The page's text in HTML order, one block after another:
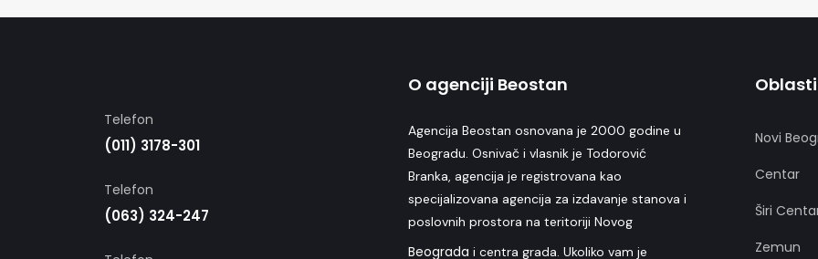
Telefon
(011) 3178-301
Telefon
(063) 324-247
O agenciji Beostan
Agencija Beostan osnovana je 2000 godine u
Beogradu. Osnivač i vlasnik je Todorović
Branka, agencija je registrovana kao
specijalizovana agencija za izdavanje stanova i
poslovnih prostora na teritoriji Novog
Beograda i centra grada. Ukoliko vam je
Oblasti
Novi
Centar
Širi
Zemun